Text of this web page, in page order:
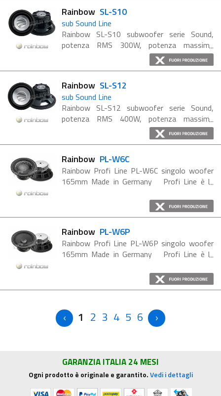
Rainbow SL-S10
sub Sound Line
Rainbow SL-S10 subwoofer serie Sound,
potenza RMS 300W, potenza massima
550W. Uno dei punti di forza della serie
Sound è il rapporto prezzo-prestazioni, il sub
Rainbow SL-S12
sub Sound Line
Rainbow SL-S12 subwoofer serie Sound,
potenza RMS 400W, potenza massima
750W. Uno dei punti di forza della serie
Sound è il rapporto prezzo-prestazioni, il sub
Rainbow PL-W6C
Rainbow Profi Line PL-W6C singolo woofer
165mm Made in Germany Profi Line è la
efficienza per straordinarie esperienze di
ascolto. ...
Rainbow PL-W6P
Rainbow Profi Line PL-W6P singolo woofer
165mm Made in Germany Profi Line è la
efficienza per straordinarie esperienze di
ascolto. L'esperienza ...
1 2 3 4 5 6
GARANZIA ITALIA 24 MESI
Ogni prodotto è originale e garantito.Vedi i dettagli